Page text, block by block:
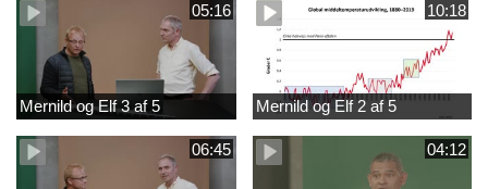
05:16
Mernild og Elf 3 af 5
10:18
Mernild og Elf 2 af 5
06:45 04:12